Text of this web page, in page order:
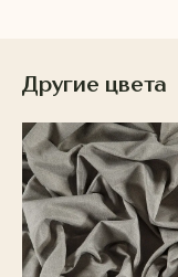
Другие цвета